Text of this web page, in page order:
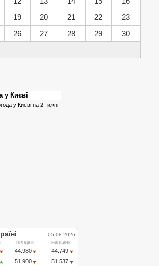
19 20 21 22
23
26 27 28 29
30